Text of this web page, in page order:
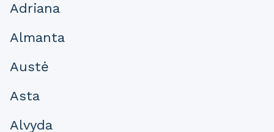
Adriana
Almanta
Austė
Asta
Alvyda